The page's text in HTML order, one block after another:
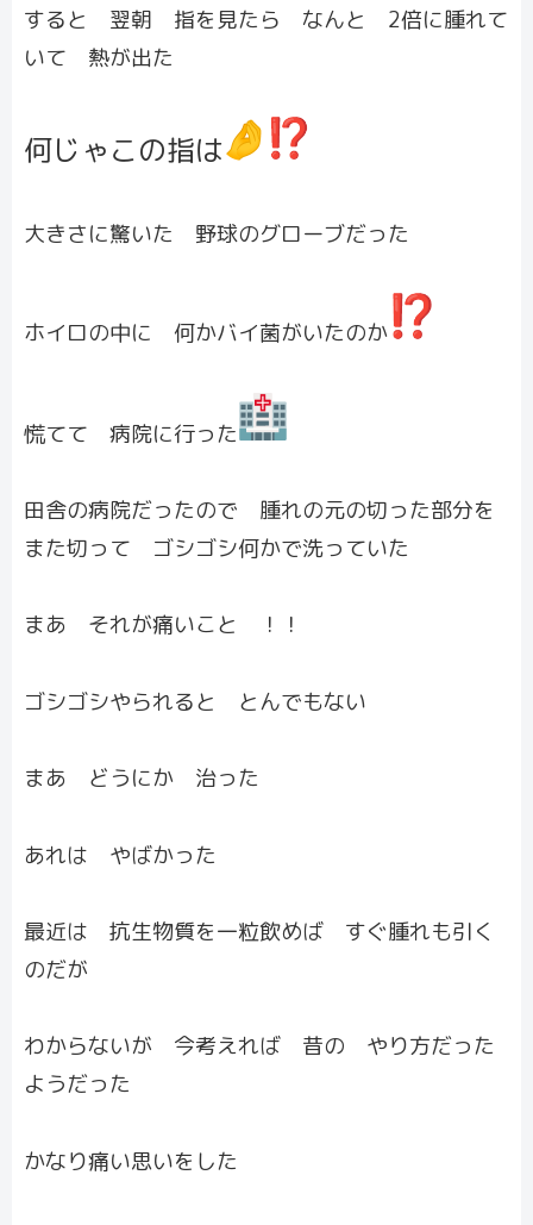
すると 翌朝 指を見たら なんと 2倍に腫れて
いて 熱が出た
何じゃこの指は
大きさに驚いた 野球のグローブだった
ホイロの中に 何かバイ菌がいたのか
慌てて 病院に行った
田舎の病院だったので 腫れの元の切った部分を
また切って ゴシゴシ何かで洗っていた
まあ それが痛いこと ！！
ゴシゴシやられると とんでもない
まあ どうにか 治った
あれは やばかった
最近は 抗生物質を一粒飲めば すぐ腫れも引く
のだが
わからないが 今考えれば 昔の やり方だった
ようだった
かなり痛い思いをした